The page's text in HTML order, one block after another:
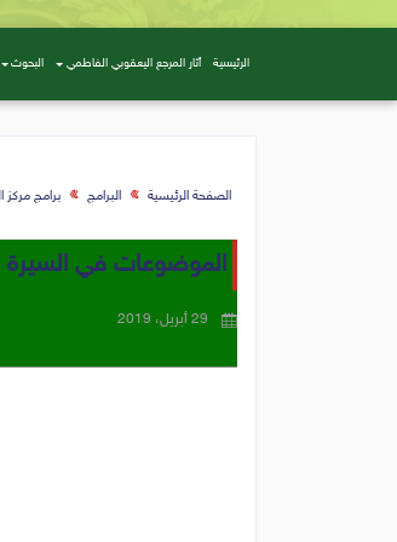
الرئيسية أثار المرجع اليعقوبي الفاطمي البحوث
الصفحة الرئيسية البرامج برامج مركز
الموضوعات في السيرة
29 أبريل، 2019